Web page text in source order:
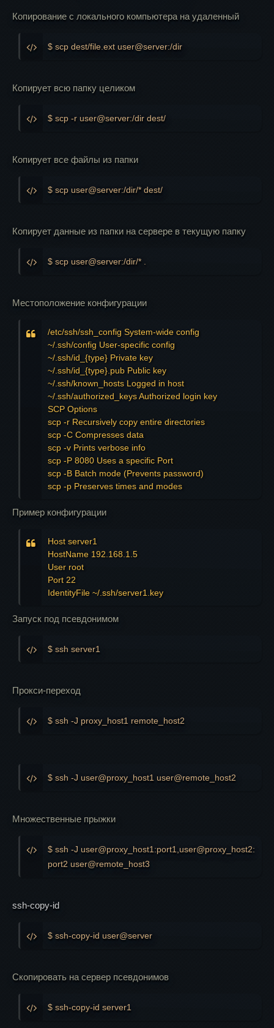
Копирование с локального компьютера на удаленный
$ scp dest/file.ext user@server:/dir
Копирует всю папку целиком
$ scp -r user@server:/dir dest/
Копирует все файлы из папки
$ scp user@server:/dir/* dest/
Копирует данные из папки на сервере в текущую папку
$ scp user@server:/dir/* .
Местоположение конфигурации
/etc/ssh/ssh_config System-wide config
~/.ssh/config User-specific config
~/.ssh/id_{type} Private key
~/.ssh/id_{type}.pub Public key
~/.ssh/known_hosts Logged in host
~/.ssh/authorized_keys Authorized login key
SCP Options
scp -r Recursively copy entire directories
scp -C Compresses data
scp -v Prints verbose info
scp -P 8080 Uses a specific Port
scp -B Batch mode (Prevents password)
scp -p Preserves times and modes
Пример конфигурации
Host server1
HostName 192.168.1.5
User root
Port 22
Запуск под псевдонимом
$ ssh server1
Прокси-переход
$ ssh -J proxy_host1 remote_host2
$ ssh -J user@proxy_host1 user@remote_host2
Множественные прыжки
$ ssh -J user@proxy_host1:port1,user@proxy_host2:
port2 user@remote_host3
ssh-copy-id
$ ssh-copy-id user@server
Скопировать на сервер псевдонимов
$ ssh-copy-id server1